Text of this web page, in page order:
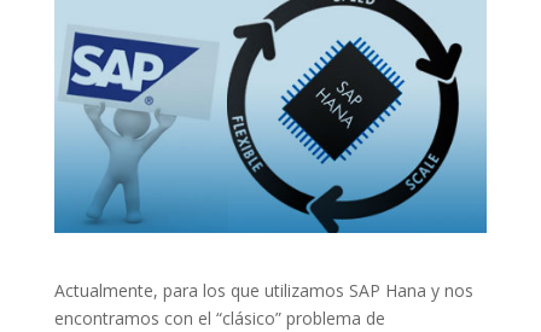
Actualmente, para los que utilizamos SAP Hana y nos
encontramos con el “clásico” problema de